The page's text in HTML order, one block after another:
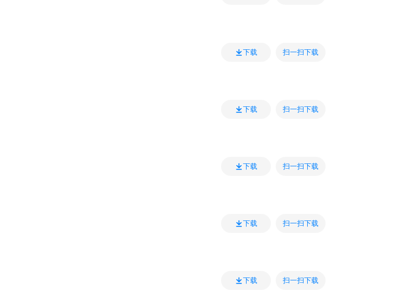
下载 扫一扫下载
下载 扫一扫下载
下载 扫一扫下载
下载 扫一扫下载
下载 扫一扫下载